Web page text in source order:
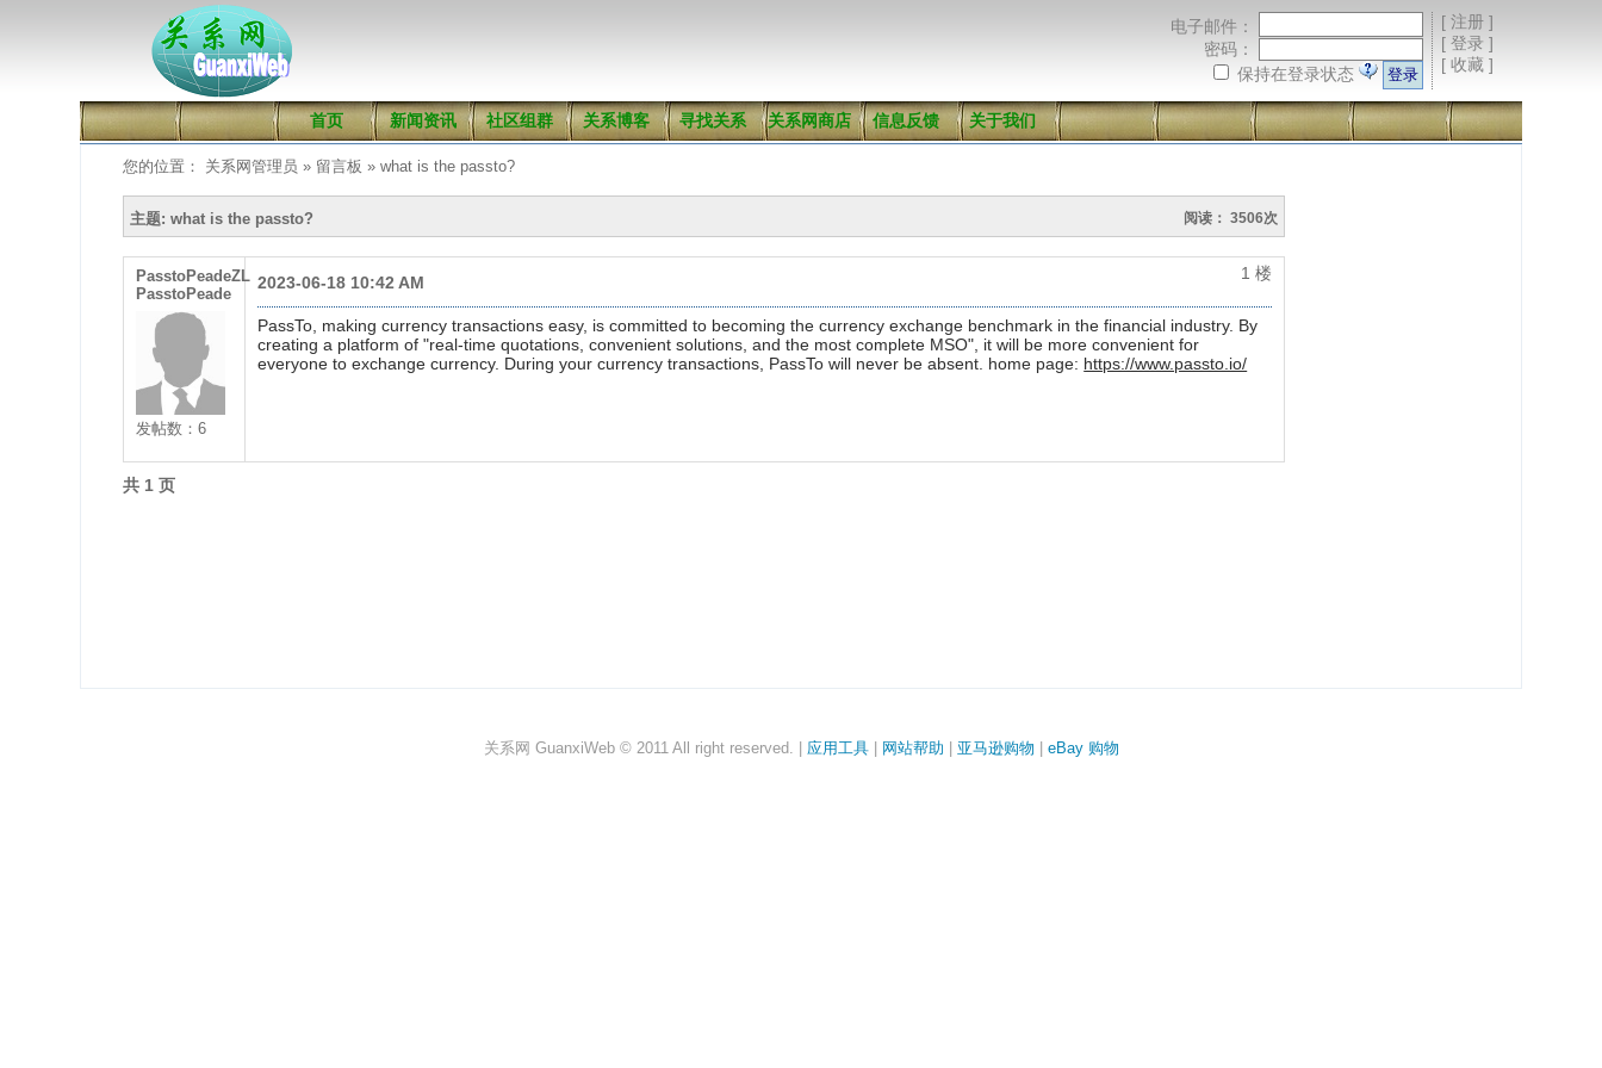
[ 注册]
[ 登录]
[ 收藏]
电子邮件：
密码：
保持在登录状态
首页 新闻资讯 社区组群 关系博客 寻找关系 关系网商店 信息反馈 关于我们
您的位置： 关系网管理员 » 留言板 » what is the passto?
主题: what is the passto? 阅读： 3506次
PasstoPeadeZL
PasstoPeade
发帖数：6
1 楼
2023-06-18 10:42 AM
PassTo, making currency transactions easy, is committed to becoming the currency exchange benchmark in the financial industry. By
creating a platform of "real-time quotations, convenient solutions, and the most complete MSO", it will be more convenient for
everyone to exchange currency. During your currency transactions, PassTo will never be absent. home page: https://www.passto.io/
共 1 页
关系网 GuanxiWeb © 2011 All right reserved. | 应用工具| 网站帮助 亚马逊购物 eBay 购物